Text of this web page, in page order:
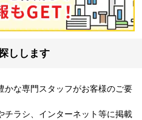
しします
かな専門スタッフがお客様のご要
チラシ、インターネット等に掲載